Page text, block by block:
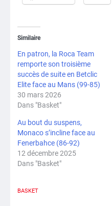
Similaire
En patron, la Roca Team
remporte son troisième
succès de suite en Betclic
Elite face au Mans (99-85)
30 mars 2026
Dans "Basket"
Au bout du suspens,
Monaco s’incline face au
Fenerbahce (86-92)
12 décembre 2025
Dans "Basket"
BASKET